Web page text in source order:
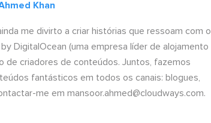
Khan
me divirto a criar histórias que ressoam com o
DigitalOcean (uma empresa líder de alojamento
de criadores de conteúdos. Juntos, fazemos
fantásticos em todos os canais: blogues,
me em mansoor.ahmed@cloudways.com.